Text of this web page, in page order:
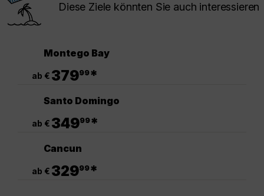
Diese Ziele könnten Sie auch interessieren
Montego Bay
ab € 37999*
Santo Domingo
ab € 34999*
Cancun
ab € 32999*